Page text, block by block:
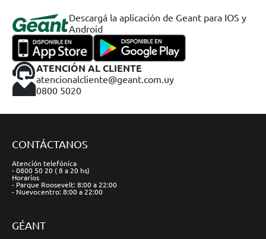
Descargá la aplicación de Geant para IOS y
Android
ATENCIÓN AL CLIENTE
atencionalcliente@geant.com.uy
0800 5020
CONTÁCTANOS
Atención telefónica
- 0800 50 20 ( 8 a 20 hs)
Horarios
- Parque Roosevelt: 8:00 a 22:00
- Nuevocentro: 8:00 a 22:00
GÉANT